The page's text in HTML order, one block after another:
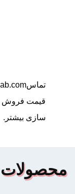
تماس
قیمت فروش
سازی بیشتر.